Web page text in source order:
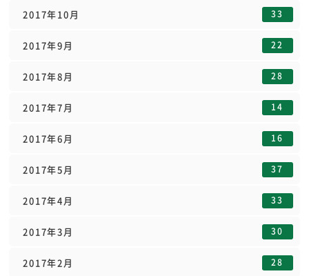
2017年10月 33
2017年9月 22
2017年8月 28
2017年7月 14
2017年6月 16
2017年5月 37
2017年4月 33
2017年3月 30
2017年2月 28